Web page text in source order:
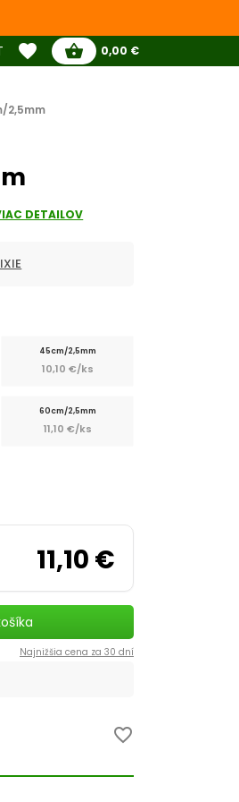
favorite shopping_basket 0,00 €
2,5mm
DETAILOV
45cm/2,5mm
10,10 €/ks
60cm/2,5mm
11,10 €/ks
11,10 €
Najnižšia cena za 30 dní
favorite_border